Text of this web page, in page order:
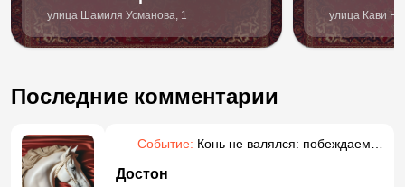
улица Шамиля Усманова, 1 улица Кави
Последние комментарии
Событие: Конь не валялся: побеждаем
Достон